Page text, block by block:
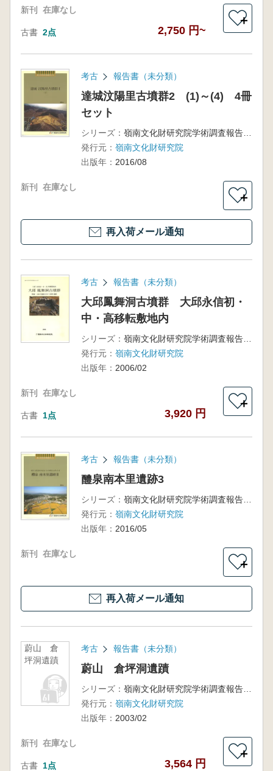
新刊 在庫なし
古書 2点 2,750 円~
＋
考古 報告書（未分類）
達城汶陽里古墳群2 (1)～(4) 4冊
セット
シリーズ：
嶺南文化財研究院学術調査報告第229冊
発行元： 嶺南文化財研究院
出版年： 2016/08
新刊 在庫なし
＋
再入荷メール通知
考古 報告書（未分類）
大邱鳳舞洞古墳群 大邱永信初・
中・高移転敷地内
シリーズ：
嶺南文化財研究院学術調査報告第104冊
発行元： 嶺南文化財研究院
出版年： 2006/02
新刊 在庫なし
古書 1点 3,920 円
＋
考古 報告書（未分類）
醴泉南本里遺跡3
シリーズ：
嶺南文化財研究院学術調査報告第227冊
発行元： 嶺南文化財研究院
出版年： 2016/05
新刊 在庫なし
＋
再入荷メール通知
蔚山 倉
坪洞遺蹟
考古 報告書（未分類）
蔚山 倉坪洞遺蹟
シリーズ：
嶺南文化財研究院学術調査報告第54冊
発行元： 嶺南文化財研究院
出版年： 2003/02
新刊 在庫なし
古書 1点 3,564 円
＋